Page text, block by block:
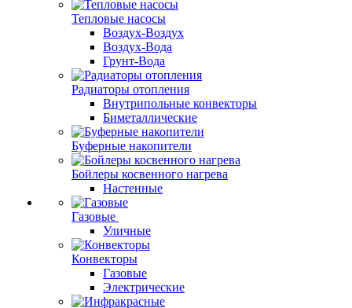
Тепловые насосы
Воздух-Воздух
Воздух-Вода
Грунт-Вода
Радиаторы отопления
Внутрипольные конвекторы
Биметаллические
Буферные накопители
Бойлеры косвенного нагрева
Настенные
Газовые
Уличные
Конвекторы
Газовые
Электрические